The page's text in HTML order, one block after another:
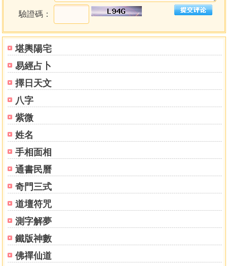
堪輿陽宅
易經占卜
擇日天文
八字
紫微
姓名
手相面相
通書民曆
奇門三式
道壇符咒
測字解夢
鐵版神數
佛禪仙道
棄命相從格局 197
論根氣 197
棄命相從的條件 198
從與不從的意涵 200
真從與假從之意涵 201
棄命相從格之行運 202
從兒格的意義與條件 203
從兒格的意涵 204
從兒格的行運 204
從財格的意義與條件 205
從財格的意涵 205
從財格的行運 206
從殺格的意義與條件 207
從殺格的意涵與行運 208
從勢格的意義與條件 209
從勢格的意涵與行運 211
棄命相從解說例 212
化氣格 232
化氣格徵義 232
化氣格的意義與意涵 255
化氣格的條件 258
假化氣格的形勢 261
驗證碼：